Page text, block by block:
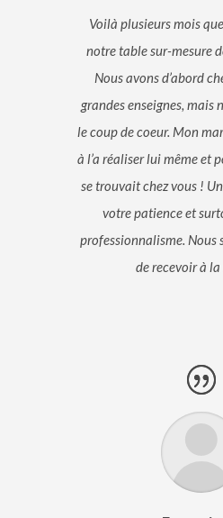
Voilà plusieurs mois
notre table sur-mesure
Nous avons d’abord
grandes enseignes, mais
le coup de coeur. Mon
à l’a réaliser lui même et
se trouvait chez vous !
votre patience et
professionnalisme. Nous
de recevoir à la